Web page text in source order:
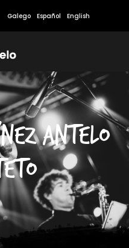
Galego Español English
ANTELO